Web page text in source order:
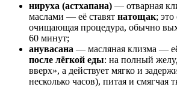
нируха (астхапана) — отварная
маслами — её ставят натощак; это
очищающая процедура, обычно
60 минут;
анувасана — масляная клизма —
после лёгкой еды: на полный
вверх», а действует мягко и
несколько часов), питая и смягчая